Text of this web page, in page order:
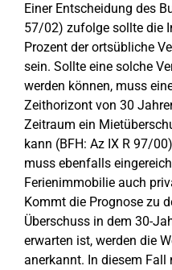
Einer Entscheidung des
57/02) zufolge sollte die
Prozent der ortsübliche
sein. Sollte eine solche
werden können, muss
Zeithorizont von 30
Zeitraum ein
kann (BFH: Az IX R 97/
muss ebenfalls
Ferienimmobilie auch
Kommt die Prognose zu
Überschuss in dem 30-
erwarten ist, werden die
anerkannt. In diesem Fall